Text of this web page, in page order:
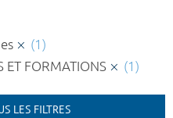
(1)
ET FORMATIONS
(1)
LES FILTRES